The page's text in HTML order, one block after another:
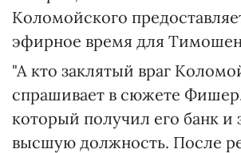
Коломойского
эфирное время для
"А кто заклятый враг
спрашивает в сюжете
который получил его банк и
высшую должность. После